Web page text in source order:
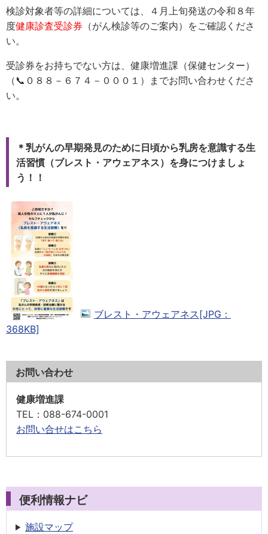
検診対象者等の詳細については、４月上旬発送の令和８年
度健康診査受診券 （がん検診等のご案内）をご確認くださ
い。
受診券をお持ちでない方は、健康増進課（保健センター）
（📞０８８－６７４－０００１）までお問い合わせくださ
い。
＊乳がんの早期発見のために日頃から乳房を意識する生
活習慣（ブレスト・アウェアネス）を身につけましょ
う！！
ブレスト・アウェアネス[JPG：
368KB]
お問い合わせ
健康増進課
TEL ：088-674-0001
お問い合せはこちら
便利情報ナビ
施設マップ